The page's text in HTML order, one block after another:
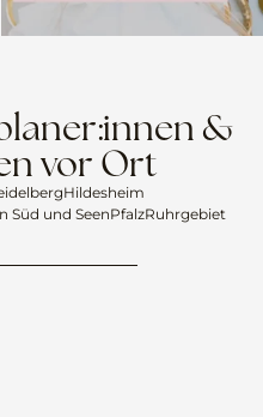
&
vor Ort
Hildesheim
Süd und SeenPfalzRuhrgebiet